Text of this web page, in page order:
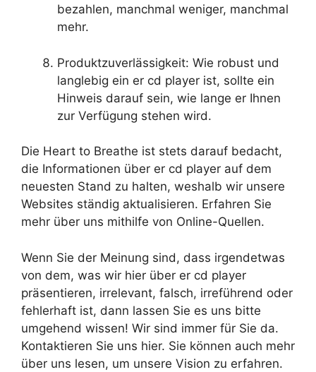
bezahlen, manchmal weniger, manchmal
mehr.
Produktzuverlässigkeit: Wie robust und
langlebig ein er cd player ist, sollte ein
Hinweis darauf sein, wie lange er Ihnen
zur Verfügung stehen wird.
Die Heart to Breathe ist stets darauf bedacht,
die Informationen über er cd player auf dem
neuesten Stand zu halten, weshalb wir unsere
Websites ständig aktualisieren. Erfahren Sie
mehr über uns mithilfe von Online-Quellen.
Wenn Sie der Meinung sind, dass irgendetwas
von dem, was wir hier über er cd player
präsentieren, irrelevant, falsch, irreführend oder
fehlerhaft ist, dann lassen Sie es uns bitte
umgehend wissen! Wir sind immer für Sie da.
Kontaktieren Sie uns hier. Sie können auch mehr
über uns lesen, um unsere Vision zu erfahren.